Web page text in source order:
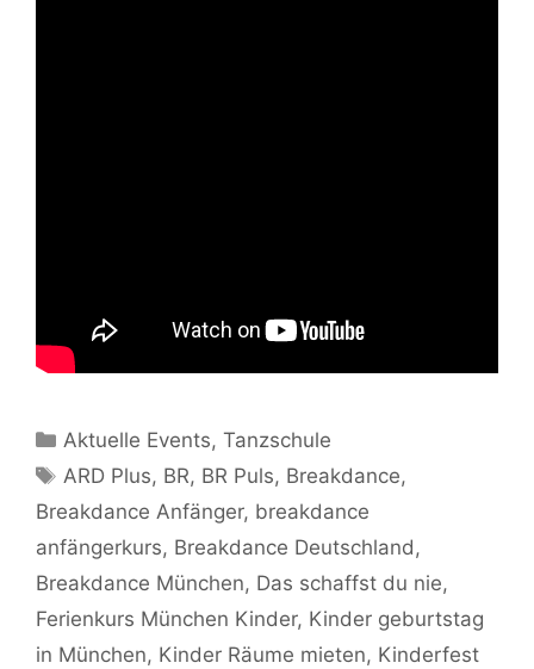
Kategorien
Aktuelle Events,Tanzschule
Schlagwörter
ARD Plus, BR, BR Puls, Breakdance,
Breakdance Anfänger, breakdance
anfängerkurs, Breakdance Deutschland,
Breakdance München, Das schaffst du nie,
Ferienkurs München Kinder, Kinder geburtstag
in München, Kinder Räume mieten, Kinderfest